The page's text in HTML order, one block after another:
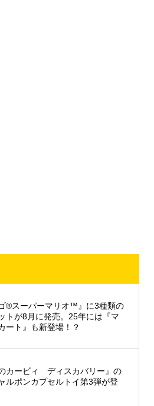
ゴ®スーパーマリオ™』に3種類の
トが8月に発売。25年には『マ
ート』も新登場！？
のカービィ ディスカバリー』の
ルポンカプセルトイ第3弾が登